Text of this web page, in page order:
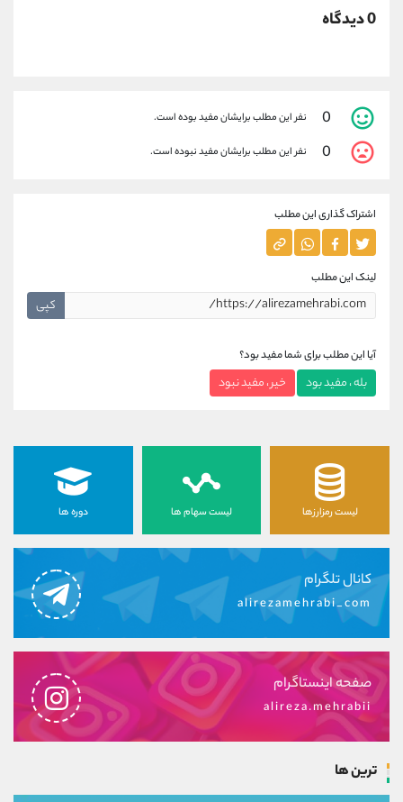
0 دیدگاه
0 نفر این مطلب برایشان مفید بوده است.
0 نفر این مطلب برایشان مفید نبوده است.
اشتراک گذاری این مطلب
لینک این مطلب
کپی
آیا این مطلب برای شما مفید بود؟
بله ، مفید بود خیر ، مفید نبود
لیست رمزارزها لیست سهام ها دوره ها
کانال تلگرام
alirezamehrabi_com
صفحه اینستاگرام
alireza.mehrabii
ترین ها